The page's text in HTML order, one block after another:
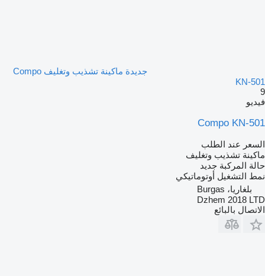
جديدة ماكينة تشذيب وتغليف Compo
KN-501
9
فيديو
Compo KN-501
السعر عند الطلب
ماكينة تشذيب وتغليف
حالة المركبة جديد
نمط التشغيل أوتوماتيكي
بلغاريا، Burgas
Dzhem 2018 LTD
الاتصال بالبائع